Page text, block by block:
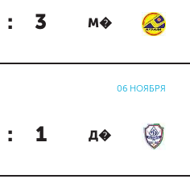
: 3 М�
06 НОЯБРЯ
: 1 Д�